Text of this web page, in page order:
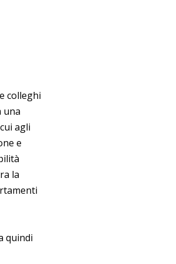
colleghi
una
agli
e
la
quindi